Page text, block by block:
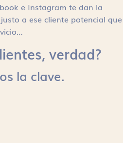
e Instagram te dan la
a ese cliente potencial que
verdad?
la clave.